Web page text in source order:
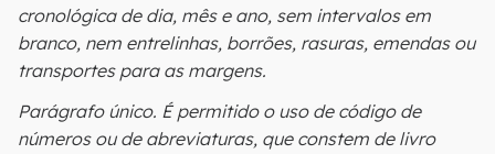
cronológica de dia, mês e ano, sem intervalos em
branco, nem entrelinhas, borrões, rasuras, emendas ou
transportes para as margens.
Parágrafo único. É permitido o uso de código de
números ou de abreviaturas, que constem de livro